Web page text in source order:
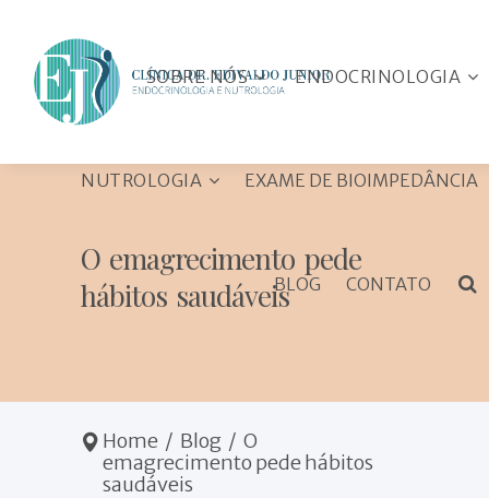
SOBRE NÓS
Porque ir a um
endocrinologista?
ENDOCRINOLOGIA
Tireóide e Paratireóide
Hirsutismo
NUTROLOGIA
Doenças alimentares e
carenciais
EXAME DE BIOIMPEDÂNCIA
BLOG CONTATO
O emagrecimento pede
hábitos saudáveis
Home / Blog / O
emagrecimento pede hábitos
saudáveis